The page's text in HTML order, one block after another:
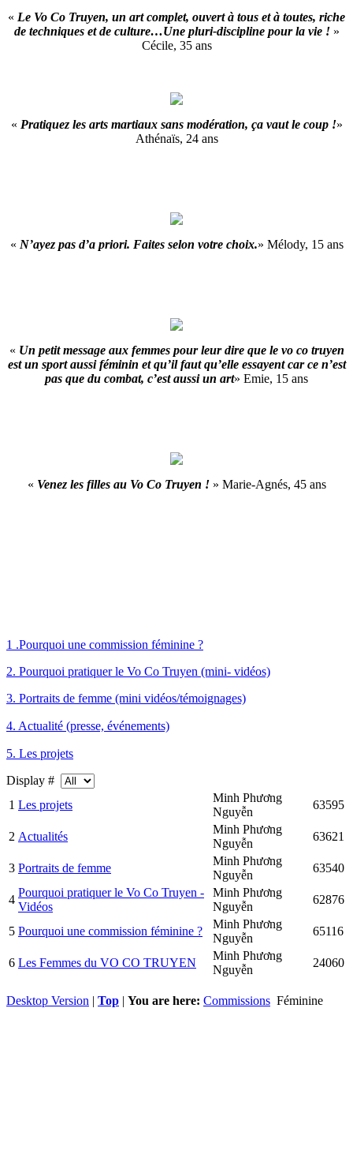
« Le Vo Co Truyen, un art complet, ouvert à tous et à toutes, riche
de techniques et de culture…Une pluri-discipline pour la vie !»
Cécile, 35 ans
« Pratiquez les arts martiaux sans modération, ça vaut le coup !»
Athénaïs, 24 ans
« N’ayez pas d’a priori. Faites selon votre choix.» Mélody, 15 ans
« Un petit message aux femmes pour leur dire que le vo co truyen
est un sport aussi féminin et qu’il faut qu’elle essayent car ce n’est
pas que du combat, c’est aussi un art» Emie, 15 ans
« Venez les filles au Vo Co Truyen ! » Marie-Agnés, 45 ans
1 .Pourquoi une commission féminine ?
2. Pourquoi pratiquer le Vo Co Truyen (mini- vidéos)
3. Portraits de femme (mini vidéos/témoignages)
4. Actualité (presse, événements)
5. Les projets
Display #
1 Les projets
Minh Phương
Nguyễn
63595
2 Actualités
Minh Phương
Nguyễn
63621
3 Portraits de femme
Minh Phương
Nguyễn
63540
4
Pourquoi pratiquer le Vo Co Truyen -
Vidéos
Minh Phương
Nguyễn
62876
5 Pourquoi une commission féminine ?
Minh Phương
Nguyễn
65116
6 Les Femmes du VO CO TRUYEN
Minh Phương
Nguyễn
24060
Desktop Version | Top | You are here: Commissions Féminine